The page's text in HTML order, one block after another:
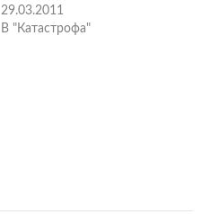
29.03.2011
В "Катастрофа"